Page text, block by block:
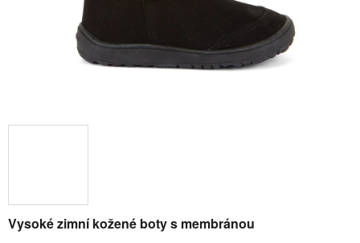
Vysoké zimní kožené boty s membránou